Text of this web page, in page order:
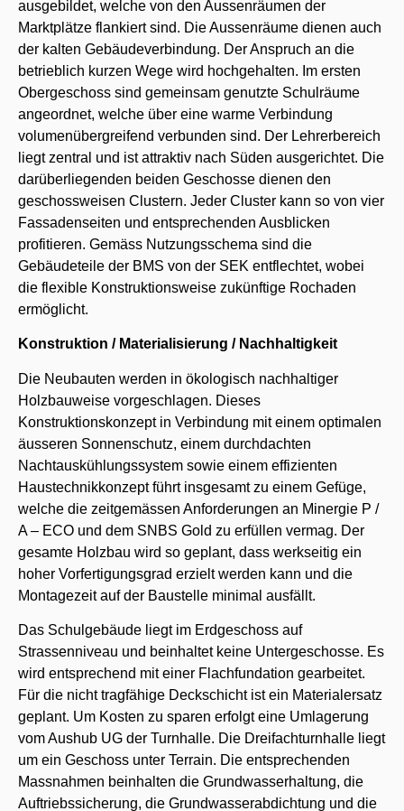
ausgebildet, welche von den Aussenräumen der
Marktplätze flankiert sind. Die Aussenräume dienen auch
der kalten Gebäudeverbindung. Der Anspruch an die
betrieblich kurzen Wege wird hochgehalten. Im ersten
Obergeschoss sind gemeinsam genutzte Schulräume
angeordnet, welche über eine warme Verbindung
volumenübergreifend verbunden sind. Der Lehrerbereich
liegt zentral und ist attraktiv nach Süden ausgerichtet. Die
darüberliegenden beiden Geschosse dienen den
geschossweisen Clustern. Jeder Cluster kann so von vier
Fassadenseiten und entsprechenden Ausblicken
profitieren. Gemäss Nutzungsschema sind die
Gebäudeteile der BMS von der SEK entflechtet, wobei
die flexible Konstruktionsweise zukünftige Rochaden
ermöglicht.
Konstruktion / Materialisierung / Nachhaltigkeit
Die Neubauten werden in ökologisch nachhaltiger
Holzbauweise vorgeschlagen. Dieses
Konstruktionskonzept in Verbindung mit einem optimalen
äusseren Sonnenschutz, einem durchdachten
Nachtauskühlungssystem sowie einem effizienten
Haustechnikkonzept führt insgesamt zu einem Gefüge,
welche die zeitgemässen Anforderungen an Minergie P /
A – ECO und dem SNBS Gold zu erfüllen vermag. Der
gesamte Holzbau wird so geplant, dass werkseitig ein
hoher Vorfertigungsgrad erzielt werden kann und die
Montagezeit auf der Baustelle minimal ausfällt.
Das Schulgebäude liegt im Erdgeschoss auf
Strassenniveau und beinhaltet keine Untergeschosse. Es
wird entsprechend mit einer Flachfundation gearbeitet.
Für die nicht tragfähige Deckschicht ist ein Materialersatz
geplant. Um Kosten zu sparen erfolgt eine Umlagerung
vom Aushub UG der Turnhalle. Die Dreifachturnhalle liegt
um ein Geschoss unter Terrain. Die entsprechenden
Massnahmen beinhalten die Grundwasserhaltung, die
Auftriebssicherung, die Grundwasserabdichtung und die